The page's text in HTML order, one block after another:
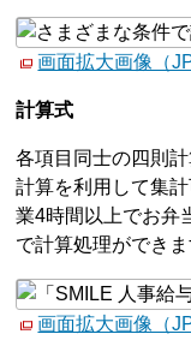
画面拡大画像（
計算式
各項目同士の四則
計算を利用して集
業4時間以上でお弁
で計算処理ができま
画面拡大画像（